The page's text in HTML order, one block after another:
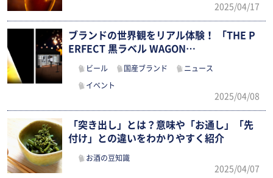
2025/04/17
ブランドの世界観をリアル体験！ 「THE P
ERFECT 黒ラベル WAGON…
ビール 国産ブランド ニュース
イベント
2025/04/08
「突き出し」とは？意味や「お通し」「先
付け」との違いをわかりやすく紹介
お酒の豆知識
2025/04/07